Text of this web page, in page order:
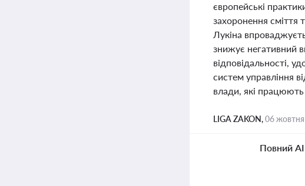
європейські
захоронення сміття
Лукiна
знижує негативний
відповідальності,
систем управління
влади, які працюють
LIGA ZAKON,06
Повний